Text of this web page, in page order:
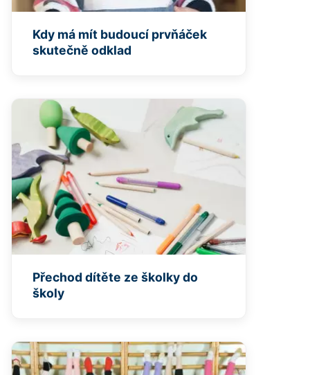
Kdy má mít budoucí prvňáček
skutečně odklad
Přechod dítěte ze školky do
školy